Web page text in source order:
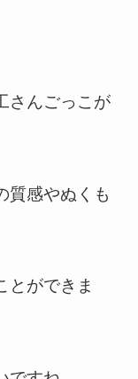
さんごっこが
質感やぬくも
とができま